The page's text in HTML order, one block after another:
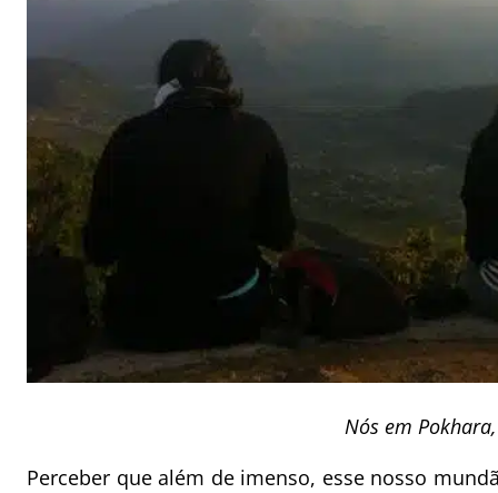
Nós em
Perceber que além de imenso, esse nosso